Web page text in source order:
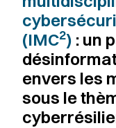
(IMC2) : un
envers les
sous le